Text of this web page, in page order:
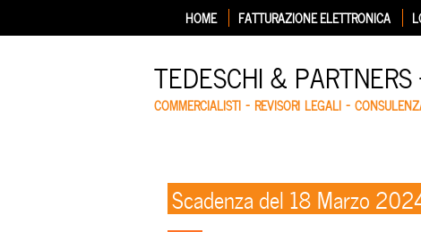
HOME FATTURAZIONE ELETTRONICA
TEDESCHI & PARTNERS
COMMERCIALISTI – REVISORI LEGALI –
Scadenza del 18 Marzo